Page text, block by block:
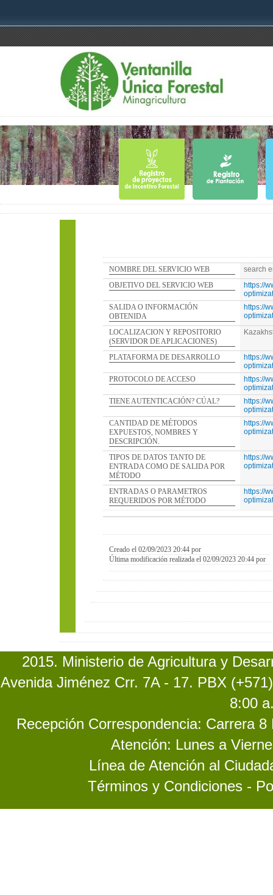
NOMBRE DEL SERVICIO WEB
search
OBJETIVO DEL SERVICIO WEB
https://
SALIDA O INFORMACIÓN
OBTENIDA
https://
LOCALIZACION Y REPOSITORIO
(SERVIDOR DE APLICACIONES)
PLATAFORMA DE DESARROLLO
https://
PROTOCOLO DE ACCESO
https://
TIENE AUTENTICACIÓN? CÚAL?
https://
CANTIDAD DE MÉTODOS
EXPUESTOS, NOMBRES Y
DESCRIPCIÓN.
https://
TIPOS DE DATOS TANTO DE
ENTRADA COMO DE SALIDA POR
MÉTODO
https://
ENTRADAS O PARAMETROS
REQUERIDOS POR MÉTODO
https://
Creado el 02/09/2023 20:44 por
Última modificación realizada el 02/09/2023 20:44 por
2015. Ministerio de Agricultura y
Avenida Jiménez Crr. 7A - 17. PBX
8:00
Recepción Correspondencia: Carrera
Atención: Lunes a
Línea de Atención al
Términos y Condiciones -